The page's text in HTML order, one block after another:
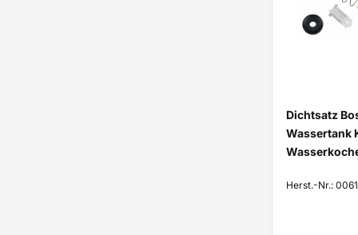
Dichtsatz
Wassertank
Herst.-Nr.: